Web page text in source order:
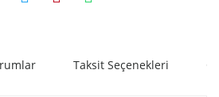
Taksit Seçenekleri